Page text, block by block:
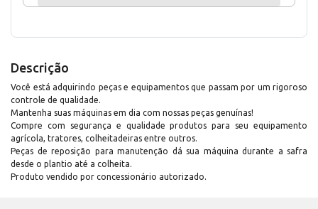
Descrição
Você está adquirindo peças e equipamentos que passam por um rigoroso
controle de qualidade.
Mantenha suas máquinas em dia com nossas peças genuínas!
Compre com segurança e qualidade produtos para seu equipamento
agrícola, tratores, colheitadeiras entre outros.
Peças de reposição para manutenção dá sua máquina durante a safra
desde o plantio até a colheita.
Produto vendido por concessionário autorizado.